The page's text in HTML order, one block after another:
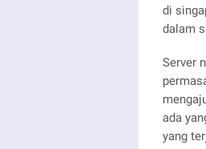
di
dalam
Server
ada
yang